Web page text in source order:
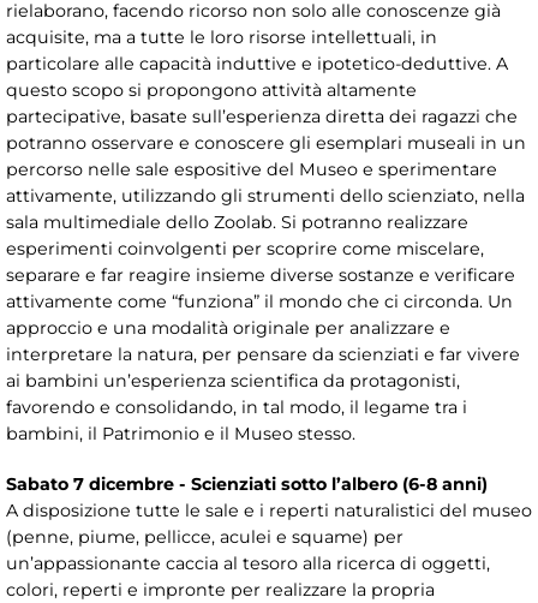
rielaborano, facendo ricorso non solo alle conoscenze già
acquisite, ma a tutte le loro risorse intellettuali, in
particolare alle capacità induttive e ipotetico-deduttive. A
questo scopo si propongono attività altamente
partecipative, basate sull’esperienza diretta dei ragazzi che
potranno osservare e conoscere gli esemplari museali in un
percorso nelle sale espositive del Museo e sperimentare
attivamente, utilizzando gli strumenti dello scienziato, nella
sala multimediale dello Zoolab. Si potranno realizzare
esperimenti coinvolgenti per scoprire come miscelare,
separare e far reagire insieme diverse sostanze e verificare
attivamente come “funziona” il mondo che ci circonda. Un
approccio e una modalità originale per analizzare e
interpretare la natura, per pensare da scienziati e far vivere
ai bambini un’esperienza scientifica da protagonisti,
favorendo e consolidando, in tal modo, il legame tra i
bambini, il Patrimonio e il Museo stesso.
Sabato 7 dicembre - Scienziati sotto l’albero (6-8 anni)
A disposizione tutte le sale e i reperti naturalistici del museo
(penne, piume, pellicce, aculei e squame) per
un’appassionante caccia al tesoro alla ricerca di oggetti,
colori, reperti e impronte per realizzare la propria